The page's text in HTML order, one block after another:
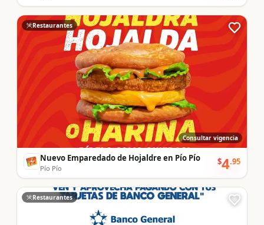
Restaurantes
Consultar vigencia
Nuevo Emparedado de Hojaldre en Pío Pío
Pío Pío
$4.95
Restaurantes